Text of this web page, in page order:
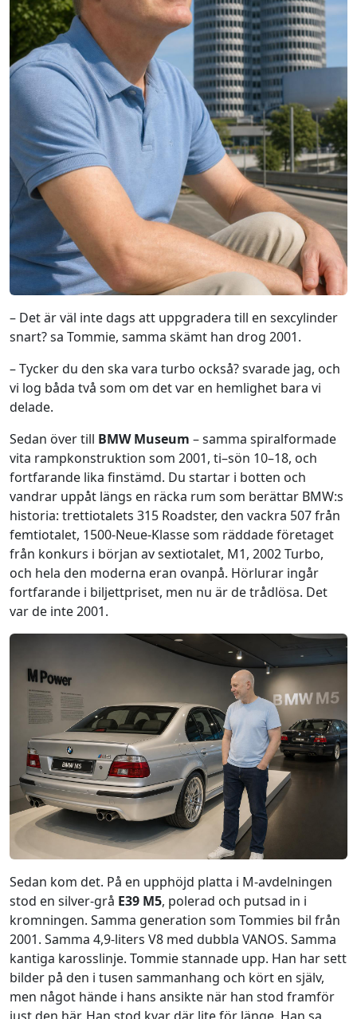
– Det är väl inte dags att uppgradera till en sexcylinder
snart? sa Tommie, samma skämt han drog 2001.
– Tycker du den ska vara turbo också? svarade jag, och
vi log båda två som om det var en hemlighet bara vi
delade.
Sedan över till BMW Museum – samma spiralformade
vita rampkonstruktion som 2001, ti–sön 10–18, och
fortfarande lika finstämd. Du startar i botten och
vandrar uppåt längs en räcka rum som berättar BMW:s
historia: trettiotalets 315 Roadster, den vackra 507 från
femtiotalet, 1500-Neue-Klasse som räddade företaget
från konkurs i början av sextiotalet, M1, 2002 Turbo,
och hela den moderna eran ovanpå. Hörlurar ingår
fortfarande i biljettpriset, men nu är de trådlösa. Det
var de inte 2001.
Sedan kom det. På en upphöjd platta i M-avdelningen
stod en silver-grå E39 M5, polerad och putsad in i
kromningen. Samma generation som Tommies bil från
2001. Samma 4,9-liters V8 med dubbla VANOS. Samma
kantiga karosslinje. Tommie stannade upp. Han har sett
bilder på den i tusen sammanhang och kört en själv,
men något hände i hans ansikte när han stod framför